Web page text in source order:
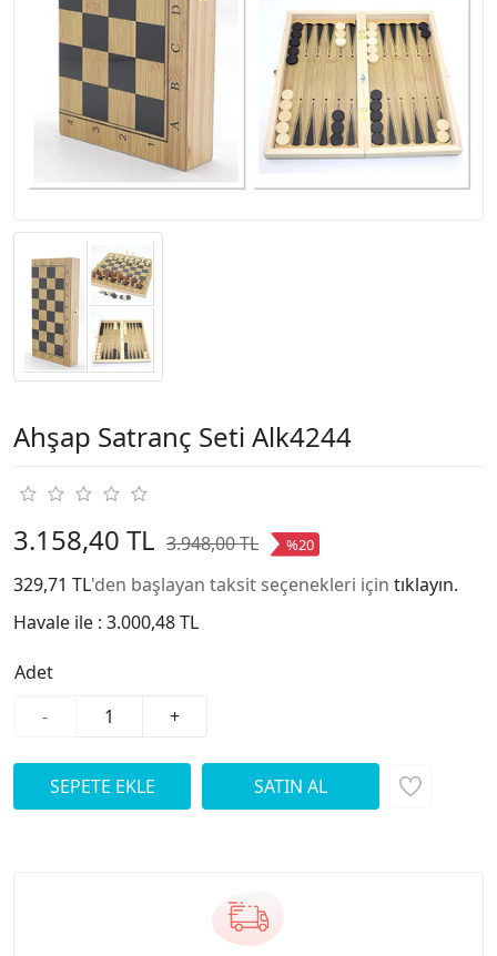
Ahşap Satranç Seti Alk4244
3.158,40 TL 3.948,00 TL %20
329,71 TL'den başlayan taksit seçenekleri için tıklayın.
Havale ile : 3.000,48 TL
Adet
-
+